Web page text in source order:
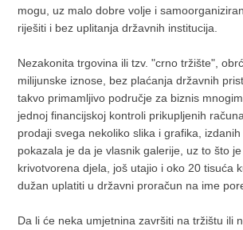
mogu, uz malo dobre volje i
riješiti i bez uplitanja državnih institucija.
Nezakonita trgovina ili tzv. "crno tržište",
milijunske iznose, bez plaćanja državnih
takvo primamljivo područje za biznis
jednoj financijskoj kontroli prikupljenih
prodaji svega nekoliko slika i grafika,
pokazala je da je vlasnik galerije, uz to što
krivotvorena djela, još utajio i oko 20 tisuća
dužan uplatiti u državni proračun
Da li će neka umjetnina završiti na tržištu ili